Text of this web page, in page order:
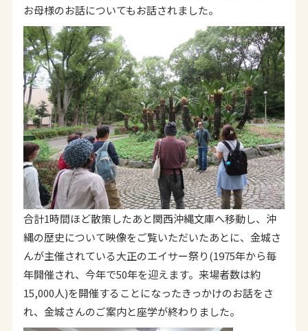
お母様のお話についてもお話されました。
合計1時間ほど散策したあと関西沖縄文庫へ移動し、沖
縄の歴史について映像をご覧いただいたあとに、金城さ
んが主催されている大正のエイサー祭り(1975年から毎
年開催され、今年で50年を迎えます。来場者数は約
15,000人)を開催することになったきっかけのお話をさ
れ、金城さんのご案内と座学が終わりました。